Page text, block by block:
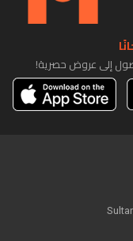
إلى عروض حصرية!